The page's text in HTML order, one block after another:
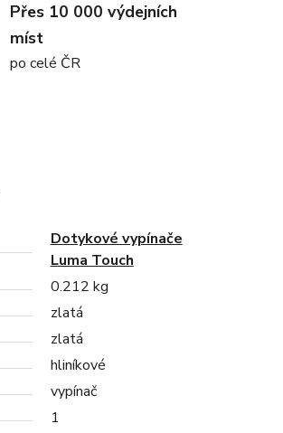
Přes 10 000 výdejních
míst
po celé ČR
Dotykové vypínače
Luma Touch
0.212 kg
zlatá
zlatá
hliníkové
vypínač
1